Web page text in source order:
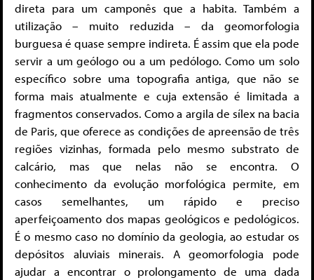
direta para um camponês que a habita. Também a
utilização – muito reduzida – da geomorfologia
burguesa é quase sempre indireta. É assim que ela pode
servir a um geólogo ou a um pedólogo. Como um solo
específico sobre uma topografia antiga, que não se
forma mais atualmente e cuja extensão é limitada a
fragmentos conservados. Como a argila de sílex na bacia
de Paris, que oferece as condições de apreensão de três
regiões vizinhas, formada pelo mesmo substrato de
calcário, mas que nelas não se encontra. O
conhecimento da evolução morfológica permite, em
casos semelhantes, um rápido e preciso
aperfeiçoamento dos mapas geológicos e pedológicos.
É o mesmo caso no domínio da geologia, ao estudar os
depósitos aluviais minerais. A geomorfologia pode
ajudar a encontrar o prolongamento de uma dada